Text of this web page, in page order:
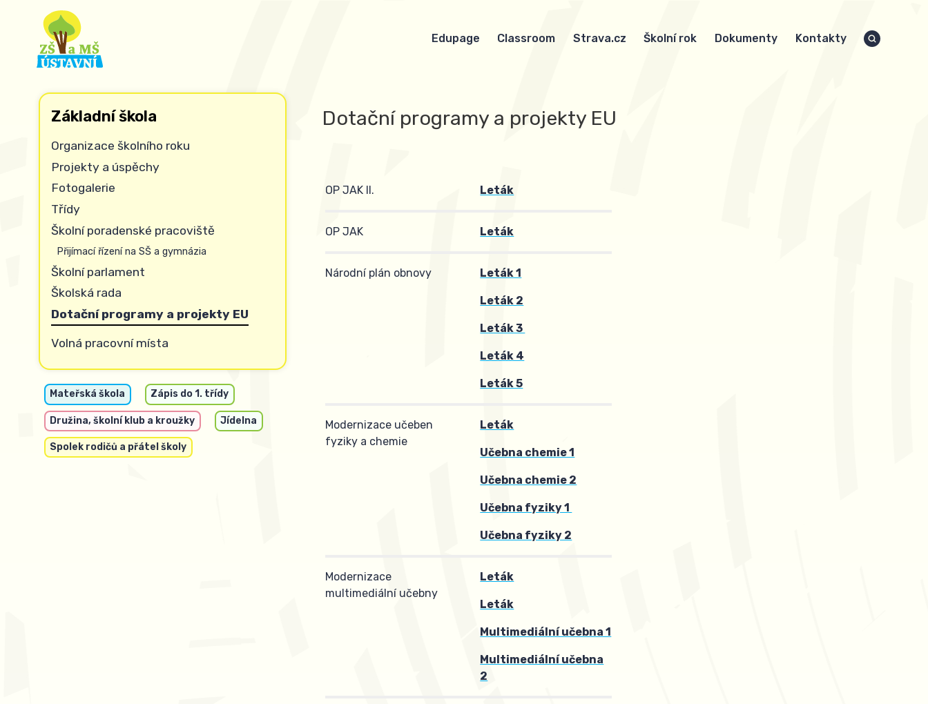
Edupage Classroom Strava.cz Školní rok Dokumenty Kontakty
Základní škola
Organizace školního roku
Projekty a úspěchy
Fotogalerie
Třídy
Školní poradenské pracoviště
Přijímací řízení na SŠ a gymnázia
Školní parlament
Školská rada
Dotační programy a projekty EU
Volná pracovní místa
Mateřská škola Zápis do 1. třídy
Družina, školní klub a kroužky Jídelna
Spolek rodičů a přátel školy
Dotační programy a projekty EU
OP JAK II. Leták
OP JAK Leták
Národní plán obnovy Leták 1
Leták 2
Leták 3
Leták 4
Leták 5
Modernizace učeben
fyziky a chemie
Leták
Učebna chemie 1
Učebna chemie 2
Učebna fyziky 1
Učebna fyziky 2
Modernizace
multimediální učebny
Leták
Leták
Multimediální učebna 1
Multimediální učebna
2